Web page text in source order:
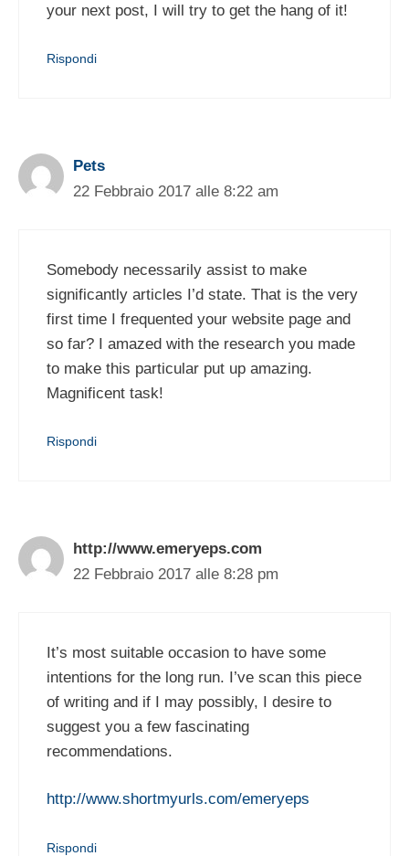
your next post, I will try to get the hang of it!
Rispondi
Pets
22 Febbraio 2017 alle 8:22 am
Somebody necessarily assist to make
significantly articles I’d state. That is the very
first time I frequented your website page and
so far? I amazed with the research you made
to make this particular put up amazing.
Magnificent task!
Rispondi
http://www.emeryeps.com
22 Febbraio 2017 alle 8:28 pm
It’s most suitable occasion to have some
intentions for the long run. I’ve scan this piece
of writing and if I may possibly, I desire to
suggest you a few fascinating
recommendations.
http://www.shortmyurls.com/emeryeps
Rispondi